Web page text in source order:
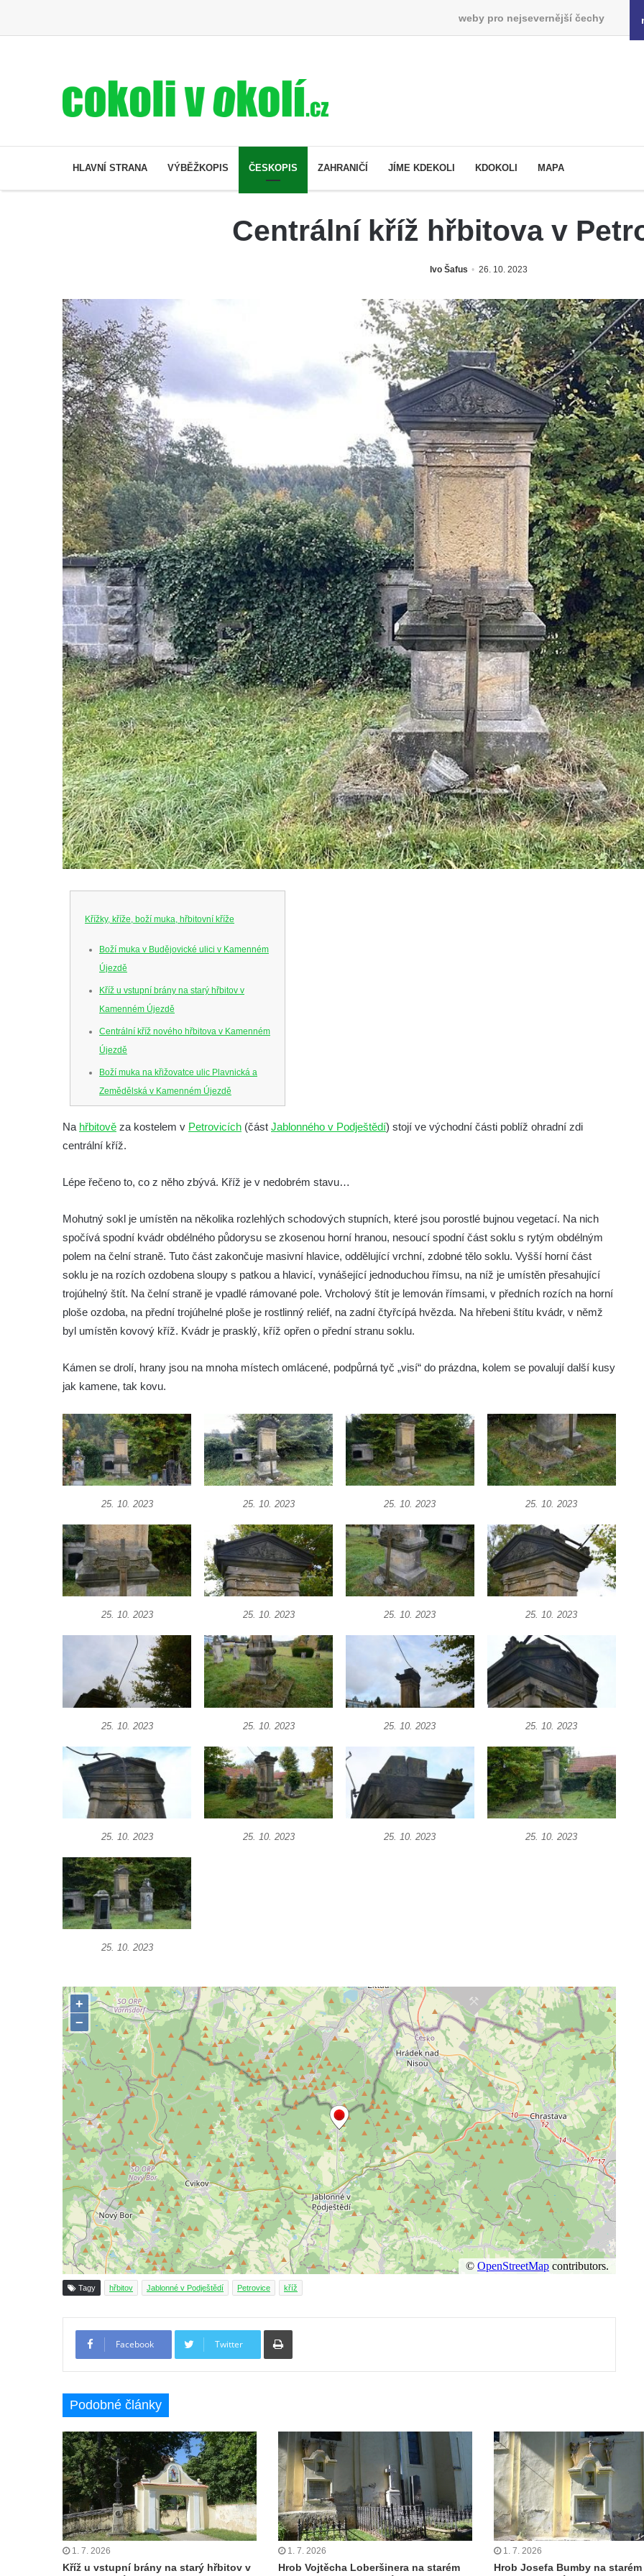
weby pro nejsevernější čechy
HLAVNÍ STRANA VÝBĚŽKOPIS ČESKOPIS ZAHRANIČÍ JÍME KDEKOLI KDOKOLI MAPA
Centrální kříž hřbitova v
Ivo Šafus 26. 10. 2023
Křížky, kříže, boží muka, hřbitovní kříže
Boží muka v Budějovické ulici v Kamenném
Újezdě
Kříž u vstupní brány na starý hřbitov v
Kamenném Újezdě
Centrální kříž nového hřbitova v Kamenném
Újezdě
Boží muka na křižovatce ulic Plavnická a
Zemědělská v Kamenném Újezdě
v Kamenném Újezdě
Boží muka na křižovatce ulic Latrán a K
Malší ve Velešíně
Centrální kříž hřbitova ve Velešíně
Kříž u kostela svatého Václava ve Velešíně
Kříž u brány na hřbitov ve Velešíně
Kříž na zahradě domu čp. 127 v Římově
Kříž u lípy Jana Gurreho v Římově
Boží muka u hřbitova v Římově
Centrální kříž hřbitova v Římově
Kříž na návsi v Dolním Třeboníně
Kříž poblíž domu čp. 169 v Plavu
Kříž na návsi v Plavu
Boží muka v Plavu
Kříž u Obrázku severovýchodně od
Práchně
Kříž na rozcestí u domu čp. 283 v Dolním
Podluží
Kříž u domu čp. 155 v Chřibské
Údajný kříž u domu čp. 283 ve Chřibské
Kříž jižně od Bukolu
Kříž u silnice z Chouče do Mirošovic
Centrální kříž hřbitova v Chouči
Kříž na rozcestí v Záluží
Hradčanech a Palackého v Roudnici nad
Labem
Kříž v centru Liběšic
Kříž na návsi v Chouči
Boží muka na rozcestí východně od Chouče
Kříž na návsi v Dobrčicích
Kříž u domu čp. 3 v Chrámcích
Kříž u polní cesty severozápadně od Kozel
Údajný kříž na návsi v Kozlech
Centrální kříž hřbitova v Kozlech
Kříž východně od Oparna u cesty na Lovoš
Pamětní kříž na Lovoši
Kříž na rozcestí u domu čp. 49 ve Svojkově
Centrální kříž bývalého hřbitova v Horním
Chlumu
Kříž jižně od Prysku
Boží muka svatého Floriána v Mezné
Neugebauerův kříž východně od Sloupu v
Čechách
Duchcově
Údajný kříž před kostelem svatých Petra a
Pavla v Jeníkově
Kříž na křižovatce v Teplické ulici v Lahošti
Kříž U Pěti lip na pastvině severovýchodně
od Mikulášovic
Kříž na rozcestí u domu čp. 123 v
Mikulášovicích
Wäberův kříž v zahradě domu čp. 184 v
Mikulášovicích
Kříž na louce v horních Mikulášovicích
Na hřbitově za kostelem v Petrovicích (část Jablonného v Podještědí) stojí ve východní části poblíž ohradní zdi
centrální kříž.
Lépe řečeno to, co z něho zbývá. Kříž je v nedobrém stavu…
Mohutný sokl je umístěn na několika rozlehlých schodových stupních, které jsou porostlé bujnou vegetací. Na nich
spočívá spodní kvádr obdélného půdorysu se zkosenou horní hranou, nesoucí spodní část soklu s rytým obdélným
polem na čelní straně. Tuto část zakončuje masivní hlavice, oddělující vrchní, zdobné tělo soklu. Vyšší horní část
soklu je na rozích ozdobena sloupy s patkou a hlavicí, vynášející jednoduchou římsu, na níž je umístěn přesahující
trojúhelný štít. Na čelní straně je vpadlé rámované pole. Vrcholový štít je lemován římsami, v předních rozích na horní
ploše ozdoba, na přední trojúhelné ploše je rostlinný reliéf, na zadní čtyřcípá hvězda. Na hřebeni štítu kvádr, v němž
byl umístěn kovový kříž. Kvádr je prasklý, kříž opřen o přední stranu soklu.
Kámen se drolí, hrany jsou na mnoha místech omlácené, podpůrná tyč „visí“ do prázdna, kolem se povalují další kusy
jak kamene, tak kovu.
25. 10. 2023 25. 10. 2023 25. 10. 2023 25. 10. 2023
25. 10. 2023 25. 10. 2023 25. 10. 2023 25. 10. 2023
25. 10. 2023 25. 10. 2023 25. 10. 2023 25. 10. 2023
25. 10. 2023 25. 10. 2023 25. 10. 2023 25. 10. 2023
25. 10. 2023
Tagy hřbitov Jablonné v Podještědí Petrovice kříž
Facebook Twitter
Tisknout
Podobné články
1. 7. 2026
Kříž u vstupní brány na starý hřbitov v
1. 7. 2026
Hrob Vojtěcha Loberšinera na starém
1. 7. 2026
Hrob Josefa Bumby na